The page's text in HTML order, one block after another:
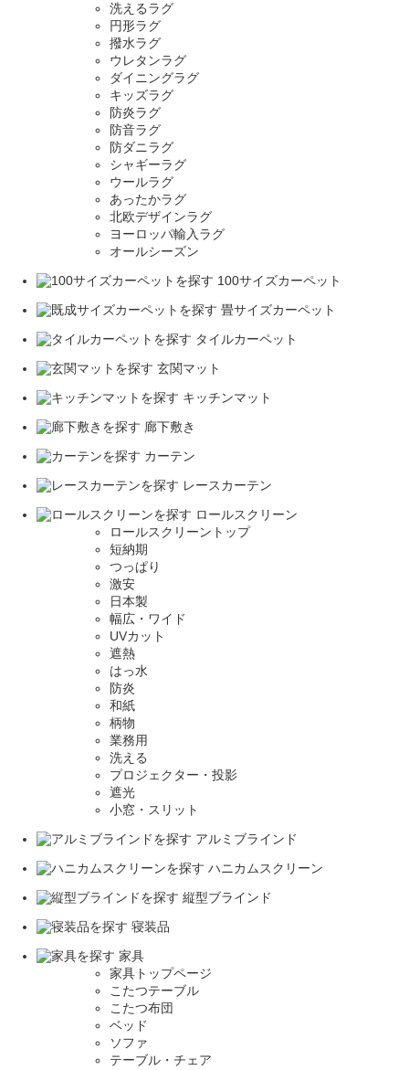
洗えるラグ
円形ラグ
撥水ラグ
ウレタンラグ
ダイニングラグ
キッズラグ
防炎ラグ
防音ラグ
防ダニラグ
シャギーラグ
ウールラグ
あったかラグ
北欧デザインラグ
ヨーロッパ輸入ラグ
オールシーズン
100サイズカーペット
畳サイズカーペット
タイルカーペット
玄関マット
キッチンマット
廊下敷き
カーテン
レースカーテン
ロールスクリーン
ロールスクリーントップ
短納期
つっぱり
激安
日本製
幅広・ワイド
UVカット
遮熱
はっ水
防炎
和紙
柄物
業務用
洗える
プロジェクター・投影
遮光
小窓・スリット
アルミブラインド
ハニカムスクリーン
縦型ブラインド
寝装品
家具
家具トップページ
こたつテーブル
こたつ布団
ベッド
ソファ
テーブル・チェア